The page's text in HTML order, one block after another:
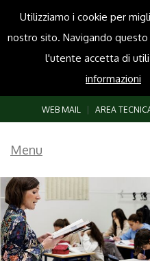
Utilizziamo i cookie per
nostro sito. Navigando
l'utente accetta di
informazioni
WEB MAIL AREA
Menu